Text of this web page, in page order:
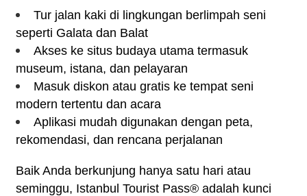
Tur jalan kaki di lingkungan berlimpah seni
seperti Galata dan Balat
Akses ke situs budaya utama termasuk
museum, istana, dan pelayaran
Masuk diskon atau gratis ke tempat seni
modern tertentu dan acara
Aplikasi mudah digunakan dengan peta,
rekomendasi, dan rencana perjalanan
Baik Anda berkunjung hanya satu hari atau
seminggu, Istanbul Tourist Pass® adalah kunci